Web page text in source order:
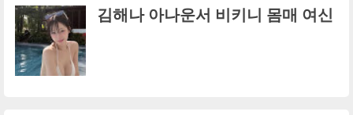
김해나 아나운서 비키니 몸매 여신